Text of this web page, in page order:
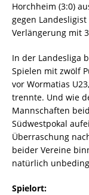
Horchheim (3:0)
gegen
Verlängerung mit
In der Landesliga
Spielen mit zwölf
vor Wormatias
trennte. Und wie
Mannschaften
Südwestpokal
Überraschung
beider Vereine
natürlich
Spielort: